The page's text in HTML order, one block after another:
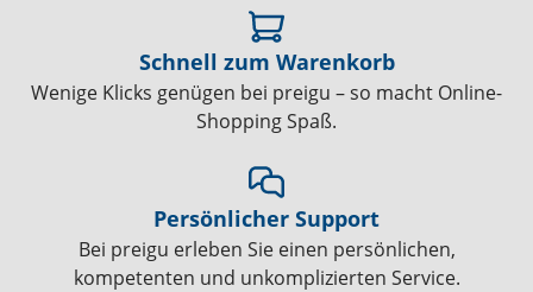
Schnell zum Warenkorb
Wenige Klicks genügen bei preigu – so macht Online-
Shopping Spaß.
Persönlicher Support
Bei preigu erleben Sie einen persönlichen,
kompetenten und unkomplizierten Service.